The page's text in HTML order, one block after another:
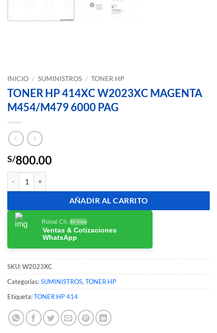
INICIO / SUMINISTROS / TONER HP
TONER HP 414XC W2023XC MAGENTA
M454/M479 6000 PAG
S/800.00
AÑADIR AL CARRITO
Ronal Ch. En línea
Ventas & Cotizaciones
WhatsApp
SKU:W2023XC
Categorías:SUMINISTROS, TONER HP
Etiqueta:TONER HP 414